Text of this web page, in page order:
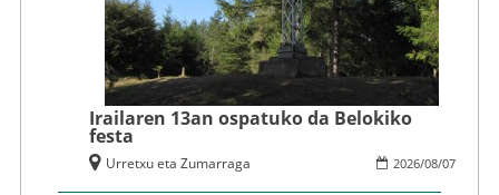
Irailaren 13an ospatuko da Belokiko
festa
2026/08/07
Urretxu eta Zumarraga